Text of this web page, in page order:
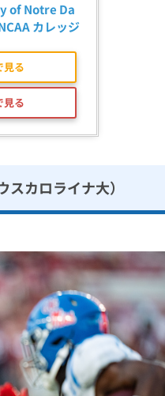
of Notre Da
カレッジ
る
見る
カロライナ大）